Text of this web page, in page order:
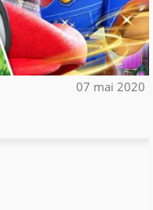
07 mai 2020